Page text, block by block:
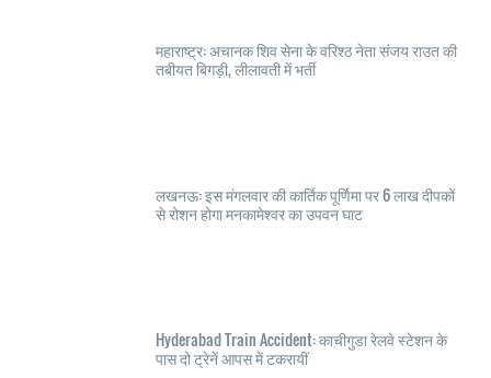
महाराष्ट्र: अचानक शिव सेना के वरिश्ठ नेता संजय राउत की
तबीयत बिगड़ी, लीलावती में भर्ती
लखनऊ: इस मंगलवार की कार्तिक पूर्णिमा पर 6 लाख दीपकों
से रोशन होगा मनकामेश्वर का उपवन घाट
Hyderabad Train Accident: काचीगुडा रेलवे स्टेशन के
पास दो ट्रेनें आपस में टकरायीं